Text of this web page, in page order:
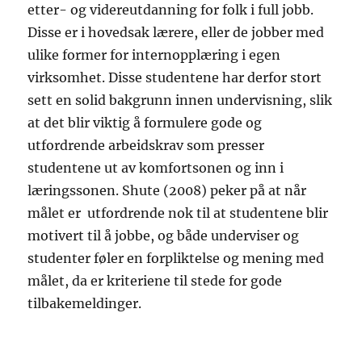
etter- og videreutdanning for folk i full jobb.
Disse er i hovedsak lærere, eller de jobber med
ulike former for internopplæring i egen
virksomhet. Disse studentene har derfor stort
sett en solid bakgrunn innen undervisning, slik
at det blir viktig å formulere gode og
utfordrende arbeidskrav som presser
studentene ut av komfortsonen og inn i
læringssonen. Shute (2008) peker på at når
målet er utfordrende nok til at studentene blir
motivert til å jobbe, og både underviser og
studenter føler en forpliktelse og mening med
målet, da er kriteriene til stede for gode
tilbakemeldinger.